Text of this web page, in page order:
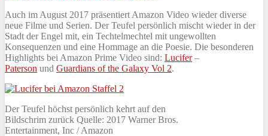
Auch im August 2017 präsentiert Amazon Video wieder diverse
neue Filme und Serien. Der Teufel persönlich mischt wieder in der
Stadt der Engel mit, ein Techtelmechtel mit ungewollten
Konsequenzen und eine Hommage an die Poesie. Die besonderen
Highlights bei Amazon Prime Video sind: Lucifer–
Paterson und Guardians of the Galaxy Vol 2.
Der Teufel höchst persönlich kehrt auf den
Bildschrim zurück Quelle: 2017 Warner Bros.
Entertainment, Inc / Amazon